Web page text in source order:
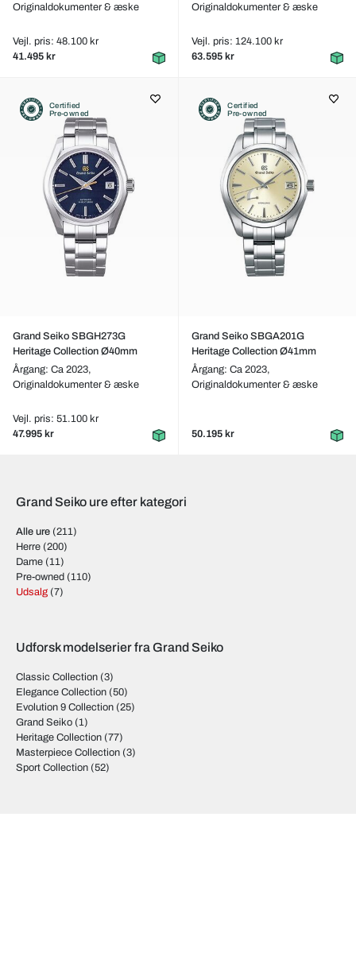
Originaldokumenter & æske
Vejl. pris: 48.100 kr
41.495 kr
Originaldokumenter & æske
Vejl. pris: 124.100 kr
63.595 kr
Certified
Pre-owned
Grand Seiko SBGH273G
Heritage Collection Ø40mm
Årgang: Ca 2023,
Originaldokumenter & æske
Vejl. pris: 51.100 kr
47.995 kr
Certified
Pre-owned
Grand Seiko SBGA201G
Heritage Collection Ø41mm
Årgang: Ca 2023,
Originaldokumenter & æske
50.195 kr
Grand Seiko ure efter kategori
Alle ure (211)
Herre (200)
Dame (11)
Pre-owned (110)
Udsalg (7)
Udforsk modelserier fra Grand Seiko
Classic Collection (3)
Elegance Collection (50)
Evolution 9 Collection (25)
Grand Seiko (1)
Heritage Collection (77)
Masterpiece Collection (3)
Sport Collection (52)